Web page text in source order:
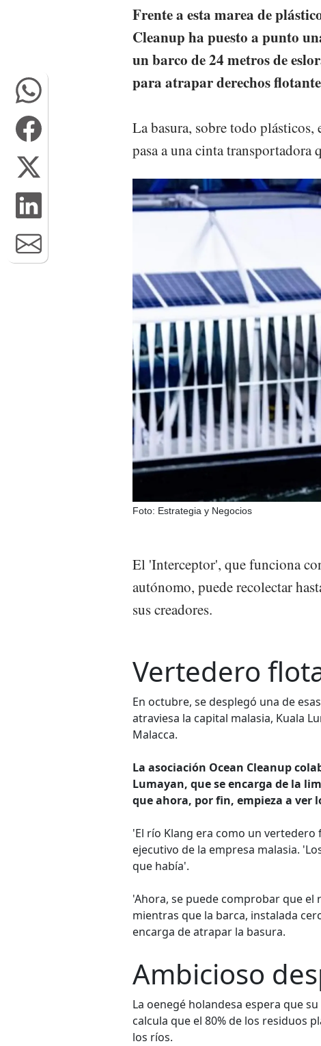
Frente a esta marea de
Cleanup ha puesto a punto
un barco de 24 metros de
para atrapar derechos
La basura, sobre todo plásticos,
pasa a una cinta transportadora
Foto: Estrategia y Negocios
El 'Interceptor', que funciona
autónomo, puede recolectar
sus creadores.
Vertedero
En octubre, se desplegó una de
atraviesa la capital malasia, Kuala
Malacca.
La asociación Ocean Cleanup
Lumayan, que se encarga de la
que ahora, por fin, empieza a ver
'El río Klang era como un
ejecutivo de la empresa malasia.
que había'.
'Ahora, se puede comprobar que el
mientras que la barca, instalada
encarga de atrapar la basura.
Ambicioso
La oenegé holandesa espera que
calcula que el 80% de los residuos
los ríos.